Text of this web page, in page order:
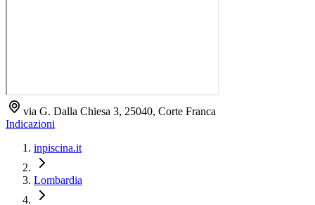
via G. Dalla Chiesa 3, 25040, Corte Franca
Indicazioni
inpiscina.it
Lombardia